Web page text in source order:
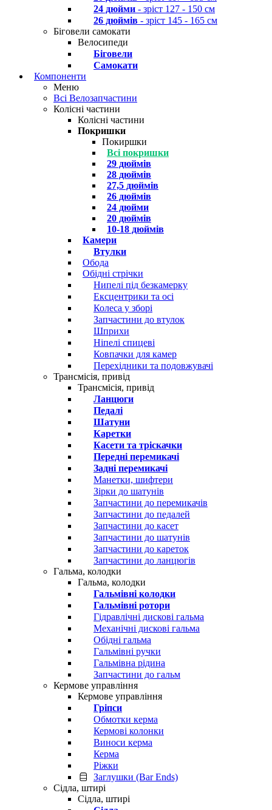
24 дюйми - зріст 127 - 150 см
26 дюймів - зріст 145 - 165 см
Біговели самокати
Велосипеди
Біговели
Самокати
Компоненти
Меню
Всі Велозапчастини
Колісні частини
Колісні частини
Покришки
Покиршки
Всі покришки
29 дюймів
28 дюймів
27,5 дюймів
26 дюймів
24 дюйми
20 дюймів
10-18 дюймів
Камери
Втулки
Обода
Обідні стрічки
Нипелі під безкамерку
Ексцентрики та осі
Колеса у зборі
Запчастини до втулок
Шприхи
Ніпелі спицеві
Ковпачки для камер
Перехідники та подовжувачі
Трансмісія, привід
Трансмісія, привід
Ланцюги
Педалі
Шатуни
Каретки
Касети та тріскачки
Передні перемикачі
Задні перемикачі
Манетки, шифтери
Зірки до шатунів
Запчастини до перемикачів
Запчастини до педалей
Запчастини до касет
Запчастини до шатунів
Запчастини до кареток
Запчастини до ланцюгів
Гальма, колодки
Гальма, колодки
Гальмівні колодки
Гальмівні ротори
Гідравлічні дискові гальма
Механічні дискові гальма
Обідні гальма
Гальмівні ручки
Гальмівна рідина
Запчастини до гальм
Кермове управління
Кермове управління
Гріпси
Обмотки керма
Кермові колонки
Виноси керма
Керма
Ріжки
Заглушки (Bar Ends)
Сідла, штирі
Сідла, штирі